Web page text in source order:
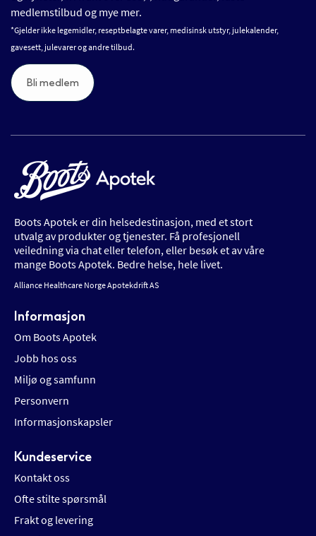
medlemstilbud og mye mer.
*Gjelder ikke legemidler, reseptbelagte varer, medisinsk utstyr, julekalender,
gavesett, julevarer og andre tilbud.
Bli medlem
Boots Apotek er din helsedestinasjon, med et stort
utvalg av produkter og tjenester. Få profesjonell
veiledning via chat eller telefon, eller besøk et av våre
mange Boots Apotek. Bedre helse, hele livet.
Alliance Healthcare Norge Apotekdrift AS
Informasjon
Om Boots Apotek
Jobb hos oss
Miljø og samfunn
Personvern
Informasjonskapsler
Kundeservice
Kontakt oss
Ofte stilte spørsmål
Frakt og levering